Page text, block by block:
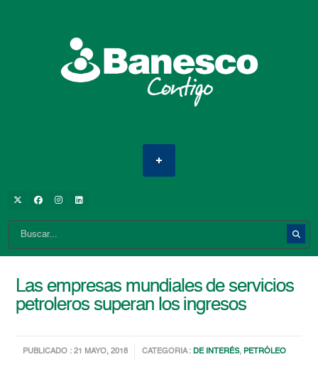
Las empresas mundiales de servicios
petroleros superan los ingresos
PUBLICADO : 21 MAYO, 2018 CATEGORIA :DE INTERÉS, PETRÓLEO